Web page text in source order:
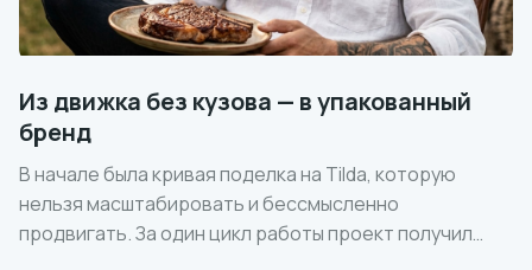
Из движка без кузова — в упакованный
бренд
В начале была кривая поделка на Tilda, которую
нельзя масштабировать и бессмысленно
продвигать. За один цикл работы проект получил